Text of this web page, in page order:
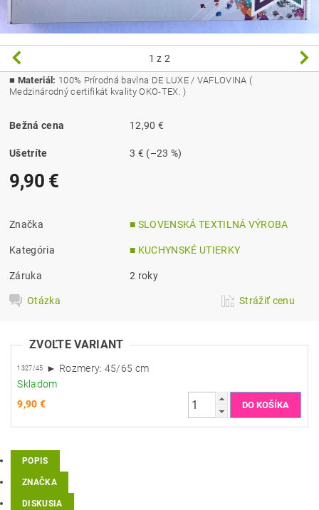
1 z 2
■ Materiál: 100% Prírodná bavlna DE LUXE / VAFLOVINA (
Medzinárodný certifikát kvality OKO-TEX. )
Bežná cena 12,90 €
Ušetríte 3 € (–23 %)
9,90 €
Značka ■ SLOVENSKÁ TEXTILNÁ VÝROBA
Kategória ■ KUCHYNSKÉ UTIERKY
Záruka 2 roky
Otázka Strážiť cenu
ZVOĽTE VARIANT
1327/45
► Rozmery: 45/65 cm
Skladom
9,90 €
POPIS
ZNAČKA
DISKUSIA